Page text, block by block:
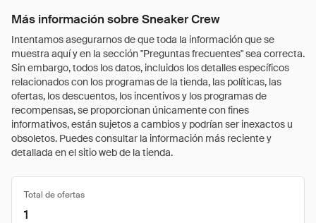
Más información sobre Sneaker Crew
Intentamos asegurarnos de que toda la información que se
muestra aquí y en la sección "Preguntas frecuentes" sea correcta.
Sin embargo, todos los datos, incluidos los detalles específicos
relacionados con los programas de la tienda, las políticas, las
ofertas, los descuentos, los incentivos y los programas de
recompensas, se proporcionan únicamente con fines
informativos, están sujetos a cambios y podrían ser inexactos u
obsoletos. Puedes consultar la información más reciente y
detallada en el sitio web de la tienda.
Total de ofertas
1